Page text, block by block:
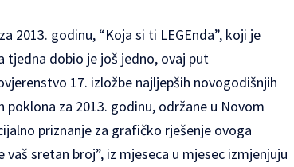
2013. godinu, “Koja si ti LEGEnda”, koji je
dobio je još jedno, ovaj put
17. izložbe najljepših novogodišnjih
za 2013. godinu, održane u Novom
priznanje za grafičko rješenje ovoga
sretan broj”, iz mjeseca u mjesec izmjenjuju